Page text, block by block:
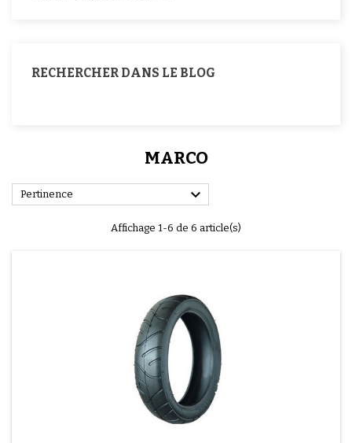
RECHERCHER DANS LE BLOG
MARCO
Pertinence 
Affichage 1-6 de 6 article(s)